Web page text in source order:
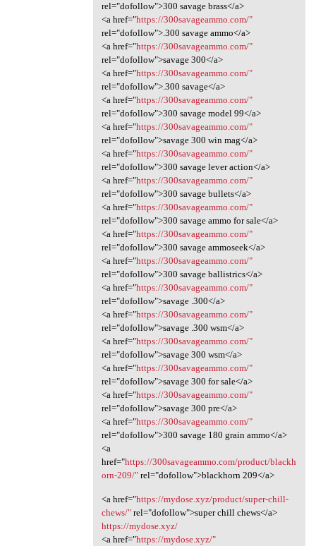
rel="dofollow">300 savage brass</a>
<a href="https://300savageammo.com/"
rel="dofollow">.300 savage ammo</a>
<a href="https://300savageammo.com/"
rel="dofollow">savage 300</a>
<a href="https://300savageammo.com/"
rel="dofollow">.300 savage</a>
<a href="https://300savageammo.com/"
rel="dofollow">300 savage model 99</a>
<a href="https://300savageammo.com/"
rel="dofollow">savage 300 win mag</a>
<a href="https://300savageammo.com/"
rel="dofollow">300 savage lever action</a>
<a href="https://300savageammo.com/"
rel="dofollow">300 savage bullets</a>
<a href="https://300savageammo.com/"
rel="dofollow">300 savage ammo for sale</a>
<a href="https://300savageammo.com/"
rel="dofollow">300 savage ammoseek</a>
<a href="https://300savageammo.com/"
rel="dofollow">300 savage ballistrics</a>
<a href="https://300savageammo.com/"
rel="dofollow">savage .300</a>
<a href="https://300savageammo.com/"
rel="dofollow">savage .300 wsm</a>
<a href="https://300savageammo.com/"
rel="dofollow">savage 300 wsm</a>
<a href="https://300savageammo.com/"
rel="dofollow">savage 300 for sale</a>
<a href="https://300savageammo.com/"
rel="dofollow">savage 300 pre</a>
<a href="https://300savageammo.com/"
rel="dofollow">300 savage 180 grain ammo</a>
<a
href="https://300savageammo.com/product/blackh
orn-209/"rel="dofollow">blackhorn 209</a>
<a href="https://mydose.xyz/product/super-chill-
chews/"rel="dofollow">super chill chews</a>
https://mydose.xyz/
<a href="https://mydose.xyz/"